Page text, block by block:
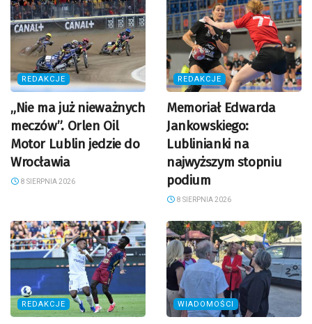
REDAKCJE
„Nie ma już nieważnych
meczów”. Orlen Oil
Motor Lublin jedzie do
Wrocławia
8 SIERPNIA 2026
REDAKCJE
Memoriał Edwarda
Jankowskiego:
Lublinianki na
najwyższym stopniu
podium
8 SIERPNIA 2026
REDAKCJE WIADOMOŚCI